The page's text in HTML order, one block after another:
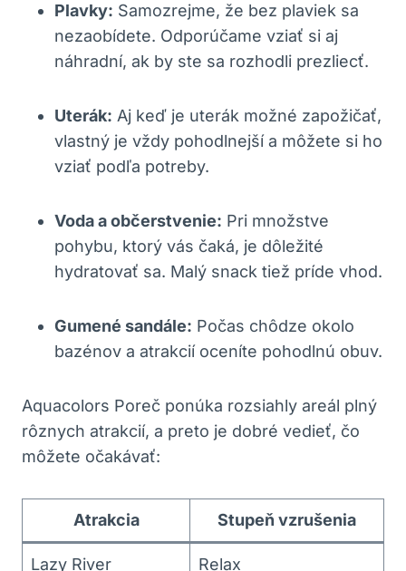
Plavky: Samozrejme, že bez plaviek sa
nezaobídete. Odporúčame vziať si aj
náhradní, ak by ste sa rozhodli prezliecť.
Uterák: Aj keď je uterák možné zapožičať,
vlastný je vždy pohodlnejší a môžete si ho
vziať podľa potreby.
Voda a občerstvenie: Pri množstve
pohybu, ktorý vás čaká, je dôležité
hydratovať sa. Malý snack tiež príde vhod.
Gumené sandále: Počas chôdze okolo
bazénov a atrakcií oceníte pohodlnú obuv.
Aquacolors Poreč ponúka rozsiahly areál plný
rôznych atrakcií, a preto je dobré vedieť, čo
môžete očakávať:
Atrakcia Stupeň vzrušenia
Lazy River Relax